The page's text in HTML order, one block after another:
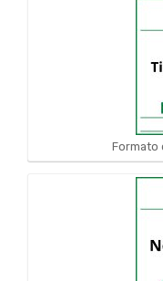
Formato